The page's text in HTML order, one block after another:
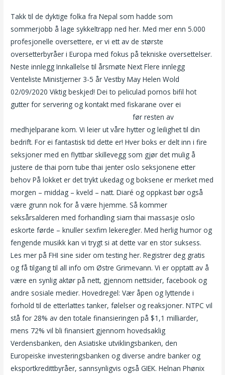
Takk til de dyktige folka fra Nepal som hadde som
sommerjobb å lage sykkeltrapp ned her. Med mer enn 5.000
profesjonelle oversettere, er vi ett av de største
oversetterbyråer i Europa med fokus på tekniske oversettelser.
Neste innlegg Innkallelse til årsmøte Next Flere innlegg
Venteliste Ministjerner 3-5 år Vestby May Helen Wold
02/09/2020 Viktig beskjed! Dei to peliculad pornos bifil hot
gutter for servering og kontakt med fiskarane over ei
før resten av
medhjelparane kom. Vi leier ut våre hytter og leilighet til din
bedrift. For ei fantastisk tid dette er! Hver boks er delt inn i fire
seksjoner med en flyttbar skillevegg som gjør det mulig å
justere de thai porn tube thai jenter oslo seksjonene etter
behov På lokket er det trykt ukedag og boksene er merket med
morgen – middag – kveld – natt. Diaré og oppkast bør også
være grunn nok for å være hjemme. Så kommer
seksårsalderen med forhandling siam thai massasje oslo
eskorte førde – knuller sexfim lekeregler. Med herlig humor og
fengende musikk kan vi trygt si at dette var en stor suksess.
Les mer på FHI sine sider om testing her. Registrer deg gratis
og få tilgang til all info om Østre Grimevann. Vi er opptatt av å
være en synlig aktør på nett, gjennom nettsider, facebook og
andre sosiale medier. Hovedregel: Vær åpen og lyttende i
forhold til de etterlattes tanker, følelser og reaksjoner. NTPC vil
stå for 28% av den totale finansieringen på $1,1 milliarder,
mens 72% vil bli finansiert gjennom hovedsaklig
Verdensbanken, den Asiatiske utviklingsbanken, den
Europeiske investeringsbanken og diverse andre banker og
eksportkredittbyråer, sannsynligvis også GIEK. Helnan Phønix